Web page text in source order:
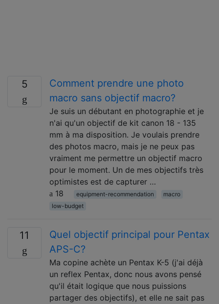
5
Comment prendre une photo
macro sans objectif macro?
Je suis un débutant en photographie et je
n'ai qu'un objectif de kit canon 18 - 135
mm à ma disposition. Je voulais prendre
des photos macro, mais je ne peux pas
vraiment me permettre un objectif macro
pour le moment. Un de mes objectifs très
optimistes est de capturer …
18
equipment-recommendation
macro
low-budget
11
Quel objectif principal pour Pentax
APS-C?
Ma copine achète un Pentax K-5 (j'ai déjà
un reflex Pentax, donc nous avons pensé
qu'il était logique que nous puissions
partager des objectifs), et elle ne sait pas